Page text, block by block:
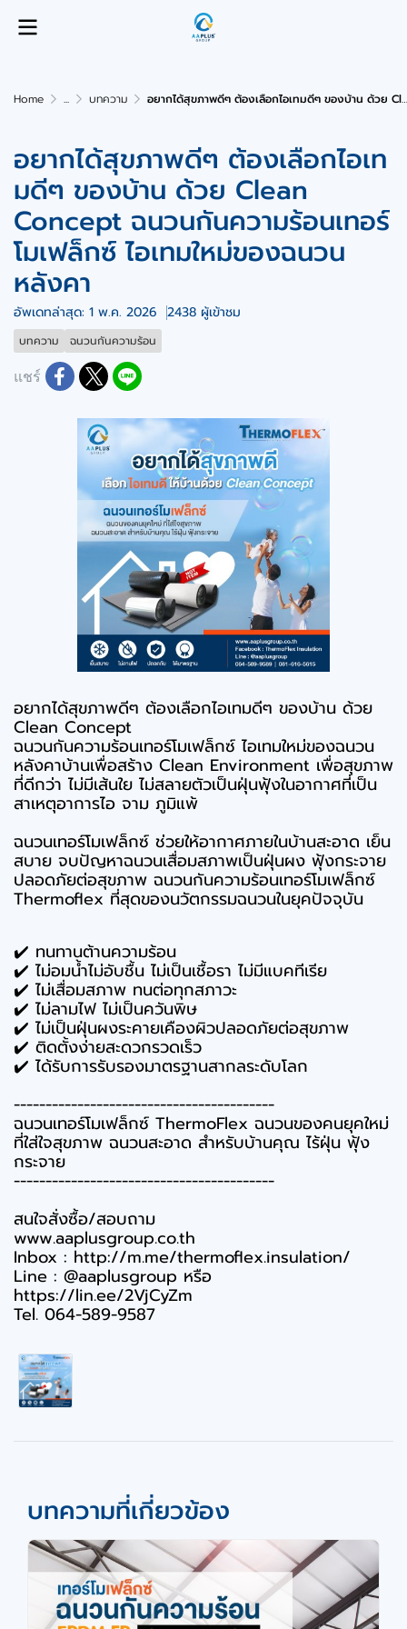
Home ... บทความ อยากได้สุขภาพดีๆ ต้องเลือกไอเทมดีๆ ของบ้าน ด้วย Clean Concept ฉนวนกันความร้อนเทอร์โมเฟล็กซ์ ไอเทมใหม่ของฉนวนหลังคา
อยากได้สุขภาพดีๆ ต้องเลือกไอเท
มดีๆ ของบ้าน ด้วย Clean
Concept ฉนวนกันความร้อนเทอร์
โมเฟล็กซ์ ไอเทมใหม่ของฉนวน
หลังคา
อัพเดทล่าสุด: 1 พ.ค. 2026 2438 ผู้เข้าชม
บทความ ฉนวนกันความร้อน
แชร์
อยากได้สุขภาพดีๆ ต้องเลือกไอเทมดีๆ ของบ้าน ด้วย
Clean Concept
ฉนวนกันความร้อนเทอร์โมเฟล็กซ์ ไอเทมใหม่ของฉนวน
หลังคาบ้านเพื่อสร้าง Clean Environment เพื่อสุขภาพ
ที่ดีกว่า ไม่มีเส้นใย ไม่สลายตัวเป็นฝุ่นฟุ้งในอากาศที่เป็น
สาเหตุอาการไอ จาม ภูมิแพ้
ฉนวนเทอร์โมเฟล็กซ์ ช่วยให้อากาศภายในบ้านสะอาด เย็น
สบาย จบปัญหาฉนวนเสื่อมสภาพเป็นฝุ่นผง ฟุ้งกระจาย
ปลอดภัยต่อสุขภาพ ฉนวนกันความร้อนเทอร์โมเฟล็กซ์
Thermoflex ที่สุดของนวัตกรรมฉนวนในยุคปัจจุบัน
✔️ ทนทานต้านความร้อน
✔️ ไม่อมน้ำไม่อับชื้น ไม่เป็นเชื้อรา ไม่มีแบคทีเรีย
✔️ ไม่เสื่อมสภาพ ทนต่อทุกสภาวะ
✔️ ไม่ลามไฟ ไม่เป็นควันพิษ
✔️ ไม่เป็นฝุ่นผงระคายเคืองผิวปลอดภัยต่อสุขภาพ
✔️ ติดตั้งง่ายสะดวกรวดเร็ว
✔️ ได้รับการรับรองมาตรฐานสากลระดับโลก
-----------------------------------------
ฉนวนเทอร์โมเฟล็กซ์ ThermoFlex ฉนวนของคนยุคใหม่
ที่ใส่ใจสุขภาพ ฉนวนสะอาด สำหรับบ้านคุณ ไร้ฝุ่น ฟุ้ง
กระจาย
-----------------------------------------
สนใจสั่งซื้อ/สอบถาม
www.aaplusgroup.co.th
Inbox : http://m.me/thermoflex.insulation/
Line : @aaplusgroup หรือ
https://lin.ee/2VjCyZm
Tel. 064-589-9587
บทความที่เกี่ยวข้อง